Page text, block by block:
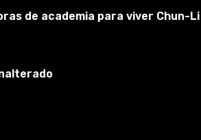
com o jogo já salvo. Você verá
"Modificações" (como era nas
então vá para a categoria
de academia para viver Chun-